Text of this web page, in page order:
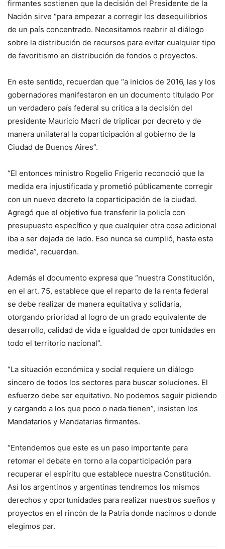
firmantes sostienen que la decisión del Presidente de la
Nación sirve “para empezar a corregir los desequilibrios
de un país concentrado. Necesitamos reabrir el diálogo
sobre la distribución de recursos para evitar cualquier tipo
de favoritismo en distribución de fondos o proyectos.
En este sentido, recuerdan que “a inicios de 2016, las y los
gobernadores manifestaron en un documento titulado Por
un verdadero país federal su crítica a la decisión del
presidente Mauricio Macri de triplicar por decreto y de
manera unilateral la coparticipación al gobierno de la
Ciudad de Buenos Aires”.
“El entonces ministro Rogelio Frigerio reconoció que la
medida era injustificada y prometió públicamente corregir
con un nuevo decreto la coparticipación de la ciudad.
Agregó que el objetivo fue transferir la policía con
presupuesto específico y que cualquier otra cosa adicional
iba a ser dejada de lado. Eso nunca se cumplió, hasta esta
medida”, recuerdan.
Además el documento expresa que “nuestra Constitución,
en el art. 75, establece que el reparto de la renta federal
se debe realizar de manera equitativa y solidaria,
otorgando prioridad al logro de un grado equivalente de
desarrollo, calidad de vida e igualdad de oportunidades en
todo el territorio nacional”.
“La situación económica y social requiere un diálogo
sincero de todos los sectores para buscar soluciones. El
esfuerzo debe ser equitativo. No podemos seguir pidiendo
y cargando a los que poco o nada tienen”, insisten los
Mandatarios y Mandatarias firmantes.
“Entendemos que este es un paso importante para
retomar el debate en torno a la coparticipación para
recuperar el espíritu que establece nuestra Constitución.
Así los argentinos y argentinas tendremos los mismos
derechos y oportunidades para realizar nuestros sueños y
proyectos en el rincón de la Patria donde nacimos o donde
elegimos par.